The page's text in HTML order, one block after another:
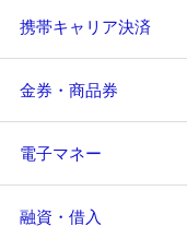
携帯キャリア決済
金券・商品券
電子マネー
融資・借入